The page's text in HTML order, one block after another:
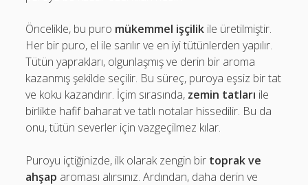
Öncelikle, bu puro mükemmel işçilik ile üretilmiştir.
Her bir puro, el ile sarılır ve en iyi tütünlerden yapılır.
Tütün yaprakları, olgunlaşmış ve derin bir aroma
kazanmış şekilde seçilir. Bu süreç, puroya eşsiz bir tat
ve koku kazandırır. İçim sırasında, zemin tatları ile
birlikte hafif baharat ve tatlı notalar hissedilir. Bu da
onu, tütün severler için vazgeçilmez kılar.
Puroyu içtiğinizde, ilk olarak zengin bir toprak ve
ahşap aroması alırsınız. Ardından, daha derin ve